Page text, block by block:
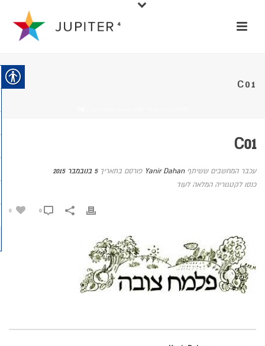
C01
C01
עכבר המחשבים ששיתףYanir Dahan פורסם בתאריך5 בנובמבר 2015
כנסו לקטגוריה המלאה לעוד
0